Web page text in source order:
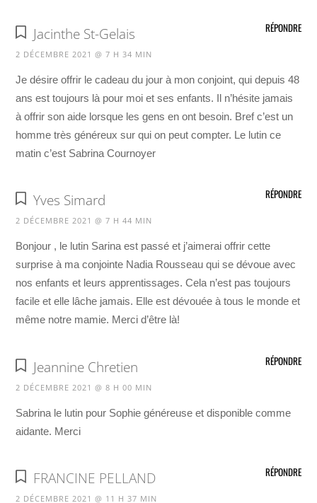
Jacinthe St-Gelais
2 DÉCEMBRE 2021 @ 7 H 34 MIN
Je désire offrir le cadeau du jour à mon conjoint, qui depuis 48
ans est toujours là pour moi et ses enfants. Il n’hésite jamais
à offrir son aide lorsque les gens en ont besoin. Bref c’est un
homme très généreux sur qui on peut compter. Le lutin ce
matin c’est Sabrina Cournoyer
RÉPONDRE
Yves Simard
2 DÉCEMBRE 2021 @ 7 H 44 MIN
Bonjour , le lutin Sarina est passé et j’aimerai offrir cette
surprise à ma conjointe Nadia Rousseau qui se dévoue avec
nos enfants et leurs apprentissages. Cela n’est pas toujours
facile et elle lâche jamais. Elle est dévouée à tous le monde et
même notre mamie. Merci d’être là!
RÉPONDRE
Jeannine Chretien
2 DÉCEMBRE 2021 @ 8 H 00 MIN
Sabrina le lutin pour Sophie généreuse et disponible comme
aidante. Merci
RÉPONDRE
FRANCINE PELLAND
2 DÉCEMBRE 2021 @ 11 H 37 MIN
RÉPONDRE